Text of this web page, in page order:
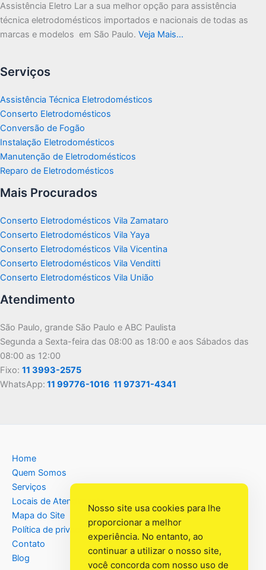
Assistência Eletro Lar a sua melhor opção para assistência
técnica eletrodomésticos importados e nacionais de todas as
marcas e modelos em São Paulo. Veja Mais…
Serviços
Assistência Técnica Eletrodomésticos
Conserto Eletrodomésticos
Conversão de Fogão
Instalação Eletrodomésticos
Manutenção de Eletrodomésticos
Reparo de Eletrodomésticos
Mais Procurados
Conserto Eletrodomésticos Vila Zamataro
Conserto Eletrodomésticos Vila Yaya
Conserto Eletrodomésticos Vila Vicentina
Conserto Eletrodomésticos Vila Venditti
Conserto Eletrodomésticos Vila União
Atendimento
São Paulo, grande São Paulo e ABC Paulista
Segunda a Sexta-feira das 08:00 as 18:00 e aos Sábados das
08:00 as 12:00
Fixo: 11 3993-2575
WhatsApp: 11 99776-1016 11 97371-4341
Home
Quem Somos
Serviços
Locais de Atendimento
Mapa do Site
Política de privacidade
Contato
Blog
Nosso site usa cookies para lhe
proporcionar a melhor
experiência. No entanto, ao
continuar a utilizar o nosso site,
você concorda com nosso uso de